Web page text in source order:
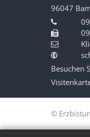
96047
Besuchen
©